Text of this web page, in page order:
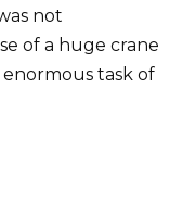
not
of a huge crane
task of